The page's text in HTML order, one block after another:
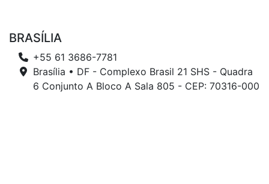
BRASÍLIA
+55 61 3686-7781
Brasília • DF - Complexo Brasil 21 SHS - Quadra
6 Conjunto A Bloco A Sala 805 - CEP: 70316-000